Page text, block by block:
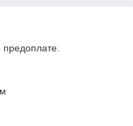
предоплате.